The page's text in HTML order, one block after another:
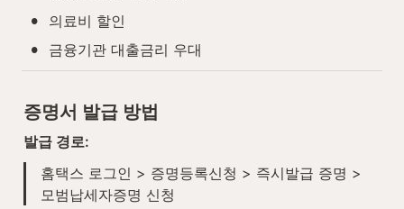
• 의료비 할인
• 금융기관 대출금리 우대
증명서 발급 방법
발급 경로:
홈택스 로그인 > 증명등록신청 > 즉시발급 증명 >
모범납세자증명 신청